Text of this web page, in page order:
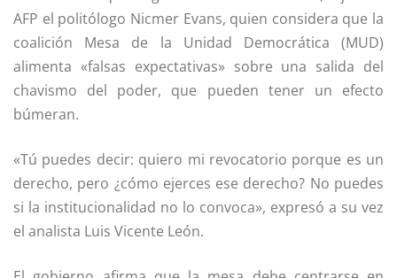
AFP el politólogo Nicmer Evans, quien considera que la
coalición Mesa de la Unidad Democrática (MUD)
alimenta «falsas expectativas» sobre una salida del
chavismo del poder, que pueden tener un efecto
búmeran.
«Tú puedes decir: quiero mi revocatorio porque es un
derecho, pero ¿cómo ejerces ese derecho? No puedes
si la institucionalidad no lo convoca», expresó a su vez
el analista Luis Vicente León.